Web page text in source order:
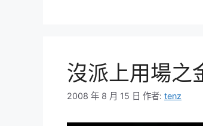
沒派上用場之
2008 年 8 月 15 日 作者: tenz